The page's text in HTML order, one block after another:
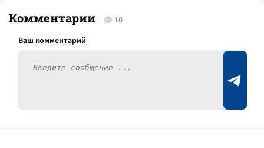
Комментарии 10